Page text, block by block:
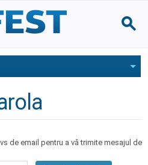
de email pentru a vă trimite mesajul de